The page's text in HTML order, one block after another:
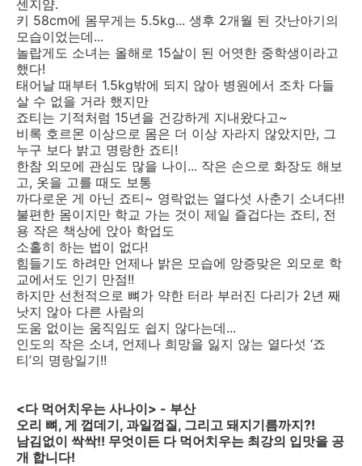
센지얌.
키 58cm에 몸무게는 5.5kg... 생후 2개월 된 갓난아기의
모습이었는데...
놀랍게도 소녀는 올해로 15살이 된 어엿한 중학생이라고
했다!
태어날 때부터 1.5kg밖에 되지 않아 병원에서 조차 다들
살 수 없을 거라 했지만
죠티는 기적처럼 15년을 건강하게 지내왔다고~
비록 호르몬 이상으로 몸은 더 이상 자라지 않았지만, 그
누구 보다 밝고 명랑한 죠티!
한참 외모에 관심도 많을 나이... 작은 손으로 화장도 해보
고, 옷을 고를 때도 보통
까다로운 게 아닌 죠티~ 영락없는 열다섯 사춘기 소녀다!!
불편한 몸이지만 학교 가는 것이 제일 즐겁다는 죠티, 전
용 작은 책상에 앉아 학업도
소홀히 하는 법이 없다!
힘들기도 하려만 언제나 밝은 모습에 앙증맞은 외모로 학
교에서도 인기 만점!!
하지만 선천적으로 뼈가 약한 터라 부러진 다리가 2년 째
낫지 않아 다른 사람의
도움 없이는 움직임도 쉽지 않다는데...
인도의 작은 소녀, 언제나 희망을 잃지 않는 열다섯 ‘죠
티’의 명랑일기!!
<다 먹어치우는 사나이> - 부산
오리 뼈, 게 껍데기, 과일껍질, 그리고 돼지기름까지?!
남김없이 싹싹!! 무엇이든 다 먹어치우는 최강의 입맛을 공
개 합니다!